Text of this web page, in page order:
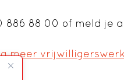
886 88 00 of meld je
meer vrijwilligerswerk